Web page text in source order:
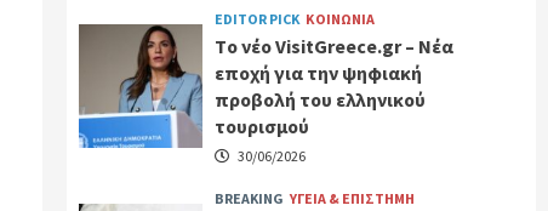
EDITOR PICK ΚΟΙΝΩΝΙΑ
Tο νέο VisitGreece.gr – Νέα
εποχή για την ψηφιακή
προβολή του ελληνικού
τουρισμού
30/06/2026
BREAKING ΥΓΕΙΑ & ΕΠΙΣΤΗΜΗ